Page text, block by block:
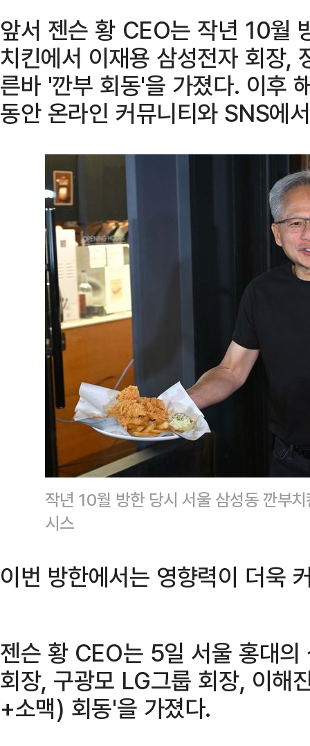
앞서 젠슨 황 CEO는 작년 10월
치킨에서 이재용 삼성전자 회장,
른바 '깐부 회동'을 가졌다. 이후
동안 온라인 커뮤니티와 SNS에
작년 10월 방한 당시 서울 삼성동 깐부
시스
이번 방한에서는 영향력이 더욱
젠슨 황 CEO는 5일 서울 홍대의
회장, 구광모 LG그룹 회장, 이해
+소맥) 회동'을 가졌다.